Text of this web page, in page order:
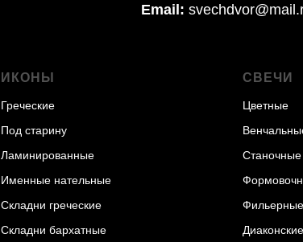
Email:
ИКОНЫ
Греческие
Под старину
Ламинированные
Именные нательные
Складни греческие
Складни бархатные
СВЕЧИ
Цветные
Станочные
Фильерные
Диаконские